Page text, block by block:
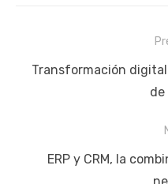
dePrevious
Transformación
NextERP y CRM, la